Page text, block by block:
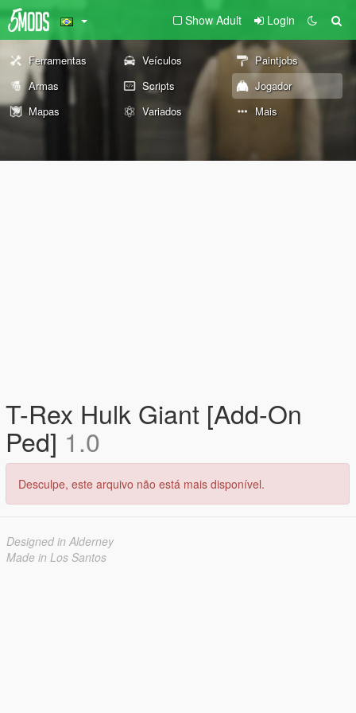
Show Adult Login
Ferramentas Veículos
Paintjobs
Armas
Scripts
Jogador
Mapas
Variados Mais
T-Rex Hulk Giant [Add-On
Ped] 1.0
Desculpe, este arquivo não está mais disponível.
Designed in Alderney
Made in Los Santos